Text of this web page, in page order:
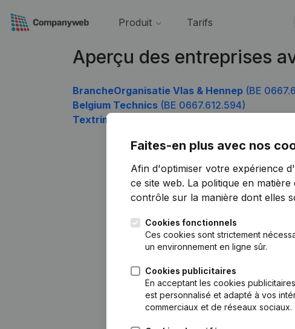
Produit Tarifs
Aperçu des entreprises
BrancheOrganisatie Vlas & Hennep (BE
Belgium Technics (BE 0667.612.594)
Textrimo
Faites-en plus avec nos
Afin d'optimiser votre expérience
ce site web. La politique en matière
contrôle sur la manière dont elles
Cookies fonctionnels
Ces cookies sont strictement
un environnement en ligne sûr.
Cookies publicitaires
En acceptant les cookies
est personnalisé et adapté à vos
commerciaux et de réseaux sociaux.